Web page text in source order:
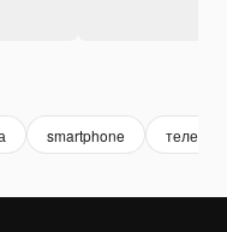
smartphone телефон